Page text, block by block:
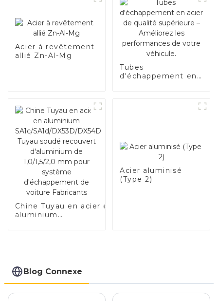
Acier à revêtement
allié Zn-Al-Mg
Tubes
d'échappement en
Chine Tuyau en acier en
aluminium
de voiture Fabricants
Acier aluminisé
(Type 2)
Blog Connexe